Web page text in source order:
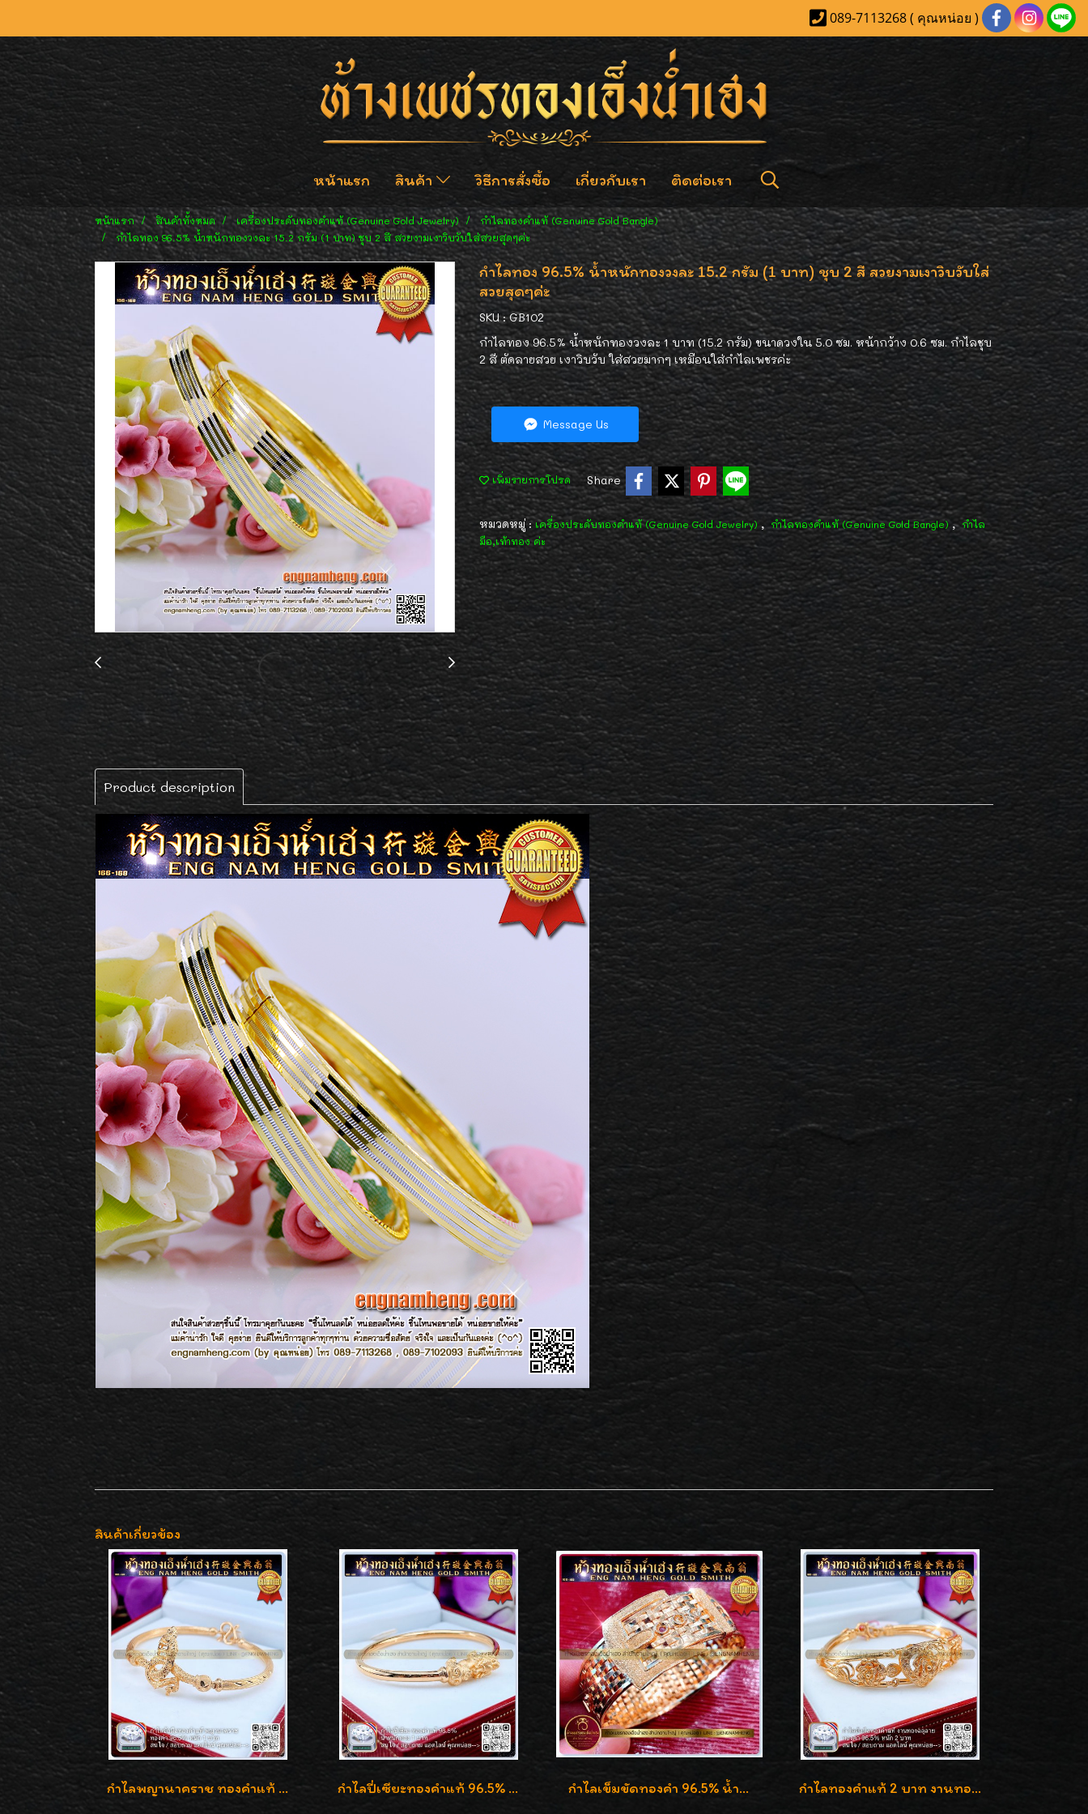
089-7113268 ( คุณหน่อย )
หน้าแรก สินค้า วิธีการสั่งซื้อ เกี่ยวกับเรา ติดต่อเรา
หน้าแรก สินค้าทั้งหมด เครื่องประดับทองคำแท้ (Genuine Gold Jewelry)
กำไลทองคำแท้ (Genuine Gold Bangle)
กำไลทอง 96.5% น้ำหนักทองวงละ 15.2 กรัม (1 บาท) ชุบ 2 สี สวยงามเงาวิบวับใส่สวยสุดๆค่ะ
กำไลทอง 96.5% น้ำหนักทองวงละ 15.2 กรัม (1 บาท) ชุบ 2 สี สวยงามเงาวิบวับใส่
สวยสุดๆค่ะ
SKU : GB102
กำไลทอง 96.5% น้ำหนักทองวงละ 1 บาท (15.2 กรัม) ขนาดวงใน 5.0 ซม. หน้ากว้าง 0.6 ซม. กำไลชุบ
2 สี ตัดลายสวย เงาวิบวับ ใส่สวยมากๆ เหมือนใส่กำไลเพชรค่ะ
Message Us
เพิ่มรายการโปรด Share
หมวดหมู่ :เครื่องประดับทองคำแท้ (Genuine Gold Jewelry) , กำไลทองคำแท้ (Genuine Gold Bangle) , กำไล
มือ,เท้าทอง ค่ะ
Product description
สินค้าเกี่ยวข้อง
กำไลพญานาคราช ทองคำแท้ 96.5% น้ำหนัก 1 บาท เสริมสิริมงคล กำไลปี่เซียะทองคำแท้ 96.5% น้ำหนัก 1 บาท เสริมโชคลาภ กำไลเข็มขัดทองคำ 96.5% น้ำหนัก 3 บาท หรูหรา สวยมากๆค่ะ กำไลทองคำแท้ 2 บาท งานทองฉลุลาย ดีไซน์หรูหรา สวยคลาสสิค